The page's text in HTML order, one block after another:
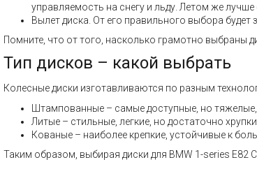
управляемость на снегу и льду. Летом же лучше
Вылет диска. От его правильного выбора
Помните, что от того, насколько грамотно выбраны
Тип дисков – какой выбрать
Колесные диски изготавливаются по разным
Штампованные – самые доступные, но
Литые – стильные, легкие, но достаточно
Кованые – наиболее крепкие, устойчивые к
Таким образом, выбирая диски для BMW 1-series E82